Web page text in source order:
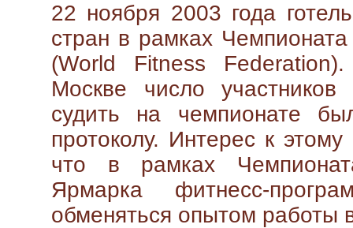
22 ноября 2003 года
стран в рамках
(World Fitness
Москве число
судить на чемпионате
протоколу. Интерес к
что в рамках
Ярмарка фитнесс-
обменяться опытом работы